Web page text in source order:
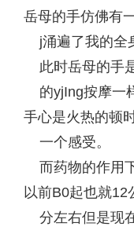
岳母的手仿佛有
j涌遍了我的全
此时岳母的手
的yjIng按摩一
手心是火热的顿
一个感受。
而药物的作用
以前B0起也就12
分左右但是现